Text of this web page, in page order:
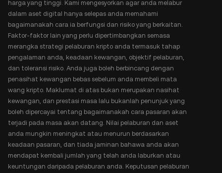
harga yang tinggi. Kami mengesyorkan agar anda melabur
dalam aset digital hanya selepas anda memahami
bagaimanakah cara ia berfungsi dan risiko yang berkaitan.
Faktor-faktor lain yang perlu dipertimbangkan semasa
merangka strategi pelaburan kripto anda termasuk tahap
pengalaman anda, keadaan kewangan, objektif pelaburan,
dan toleransi risiko. Anda juga boleh berbincang dengan
penasihat kewangan bebas sebelum anda membeli mata
wang kripto. Maklumat di atas bukan merupakan nasihat
kewangan, dan prestasi masa lalu bukanlah penunjuk yang
boleh dipercayai tentang bagaimanakah cara pasaran akan
terjadi pada masa akan datang. Nilai pelaburan dan aset
anda mungkin meningkat atau menurun berdasarkan
keadaan pasaran, dan tiada jaminan bahawa anda akan
mendapat kembali jumlah yang telah anda laburkan atau
keuntungan daripada pelaburan anda. Keputusan pelaburan